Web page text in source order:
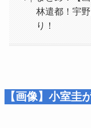
林遣都！宇
り！
【画像】小室圭